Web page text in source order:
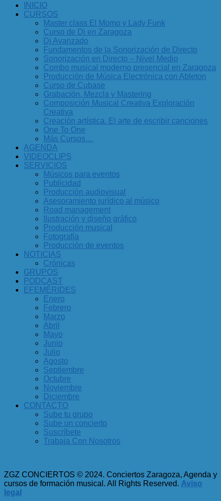
INICIO
CURSOS
Master class El Momo y Lady Funk
Curso de Dj en Zaragoza
Dj Avanzado
Fundamentos de la Sonorización de Directo
Sonorización en Directo – Nivel Medio
Combo musical moderno presencial en Zaragoza
Producción de Música Electrónica con Ableton
Curso de Cubase
Grabación, Mezcla y Mastering
Composición Musical Creativa Exploración
Creativa
Creación artística. El arte de escribir canciones
One To One
Más Cursos…
AGENDA
VIDEOCLIPS
SERVICIOS
Músicos para eventos
Publicidad
Producción audiovisual
Asesoramiento jurídico al músico
Road management
Ilustración y diseño gráfico
Producción musical
Fotografía
Producción de eventos
NOTICIAS
Crónicas
GRUPOS
PODCAST
EFEMÉRIDES
Enero
Febrero
Marzo
Abril
Mayo
Junio
Julio
Agosto
Septiembre
Octubre
Noviembre
Diciembre
CONTACTO
Sube tu grupo
Sube un concierto
Suscríbete
Trabaja Con Nosotros
ZGZ CONCIERTOS © 2024. Conciertos Zaragoza, Agenda y
cursos de formación musical. All Rights Reserved. Aviso
legal